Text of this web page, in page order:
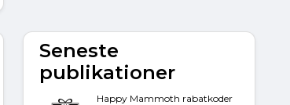
Seneste
publikationer
Happy Mammoth rabatkoder